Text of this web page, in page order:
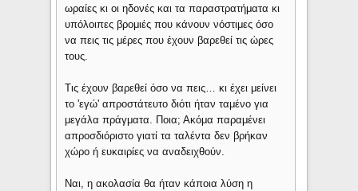
ωραίες κι οι ηδονές και τα παραστρατήματα κι
υπόλοιπες βρομιές που κάνουν νόστιμες όσο
να πεις τις μέρες που έχουν βαρεθεί τις ώρες
τους.
Τις έχουν βαρεθεί όσο να πεις… κι έχει μείνει
το 'εγώ' απροστάτευτο διότι ήταν ταμένο για
μεγάλα πράγματα. Ποια; Ακόμα παραμένει
απροσδιόριστο γιατί τα ταλέντα δεν βρήκαν
χώρο ή ευκαιρίες να αναδειχθούν.
Ναι, η ακολασία θα ήταν κάποια λύση η